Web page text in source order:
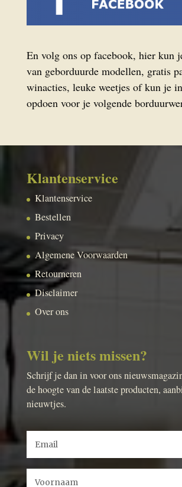
En volg ons op facebook, hier kun
van geborduurde modellen, gratis
winacties, leuke weetjes of kun je
opdoen voor je volgende
Klantenservice
Klantenservice
Bestellen
Privacy
Algemene Voorwaarden
Retourneren
Disclaimer
Over ons
Wil je niets missen?
Schrijf je dan in voor ons
de hoogte van de laatste producten,
nieuwtjes.